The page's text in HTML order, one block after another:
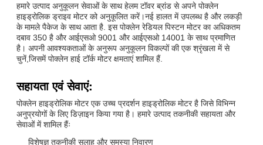
हमारे उत्पाद अनुकूलन सेवाओं के साथ हेलम टॉवर ब्रांड से अपने पोक्लेन
हाइड्रोलिक ड्राइव मोटर को अनुकूलित करें।नई हालत में उपलब्ध है और लकड़ी
के मामले पैकेज के साथ आता है. इस पोक्लेन रेडियल पिस्टन मोटर का अधिकतम
दबाव 350 है और आईएसओ 9001 और आईएसओ 14001 के साथ प्रमाणित
है। अपनी आवश्यकताओं के अनुरूप अनुकूलन विकल्पों की एक श्रृंखला में से
चुनें,जिसमें पोक्लेन हाई टॉर्क मोटर क्षमताएं शामिल हैं.
सहायता एवं सेवाएं:
पोक्लेन हाइड्रोलिक मोटर एक उच्च प्रदर्शन हाइड्रोलिक मोटर है जिसे विभिन्न
अनुप्रयोगों के लिए डिज़ाइन किया गया है। हमारे उत्पाद तकनीकी सहायता और
सेवाओं में शामिल हैंः
विशेषज्ञ तकनीकी सलाह और समस्या निवारण